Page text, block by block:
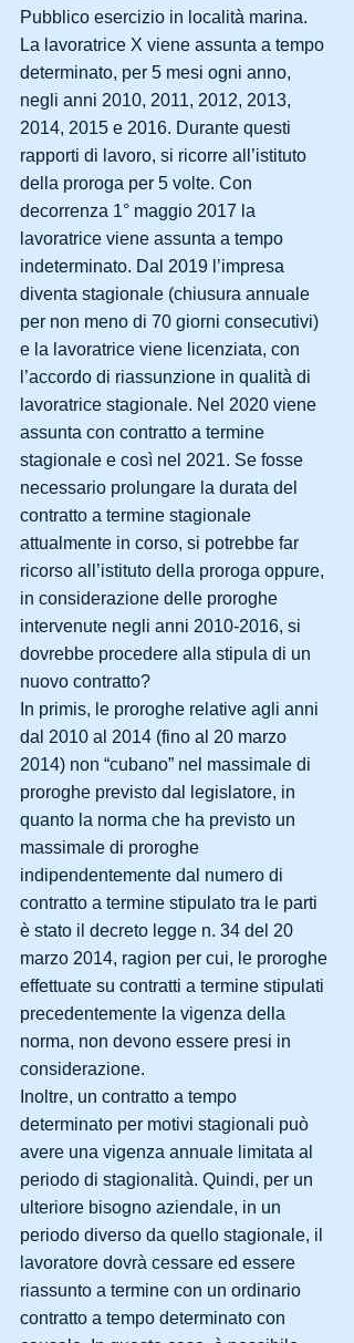
Pubblico esercizio in località marina.
La lavoratrice X viene assunta a tempo
determinato, per 5 mesi ogni anno,
negli anni 2010, 2011, 2012, 2013,
2014, 2015 e 2016. Durante questi
rapporti di lavoro, si ricorre all’istituto
della proroga per 5 volte. Con
decorrenza 1° maggio 2017 la
lavoratrice viene assunta a tempo
indeterminato. Dal 2019 l’impresa
diventa stagionale (chiusura annuale
per non meno di 70 giorni consecutivi)
e la lavoratrice viene licenziata, con
l’accordo di riassunzione in qualità di
lavoratrice stagionale. Nel 2020 viene
assunta con contratto a termine
stagionale e così nel 2021. Se fosse
necessario prolungare la durata del
contratto a termine stagionale
attualmente in corso, si potrebbe far
ricorso all’istituto della proroga oppure,
in considerazione delle proroghe
intervenute negli anni 2010-2016, si
dovrebbe procedere alla stipula di un
nuovo contratto?
In primis, le proroghe relative agli anni
dal 2010 al 2014 (fino al 20 marzo
2014) non “cubano” nel massimale di
proroghe previsto dal legislatore, in
quanto la norma che ha previsto un
massimale di proroghe
indipendentemente dal numero di
contratto a termine stipulato tra le parti
è stato il decreto legge n. 34 del 20
marzo 2014, ragion per cui, le proroghe
effettuate su contratti a termine stipulati
precedentemente la vigenza della
norma, non devono essere presi in
considerazione.
Inoltre, un contratto a tempo
determinato per motivi stagionali può
avere una vigenza annuale limitata al
periodo di stagionalità. Quindi, per un
ulteriore bisogno aziendale, in un
periodo diverso da quello stagionale, il
lavoratore dovrà cessare ed essere
riassunto a termine con un ordinario
contratto a tempo determinato con